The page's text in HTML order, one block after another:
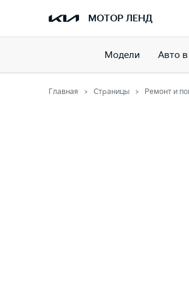
МОТОР ЛЕНД
Модели Авто
Главная Страницы Ремонт и